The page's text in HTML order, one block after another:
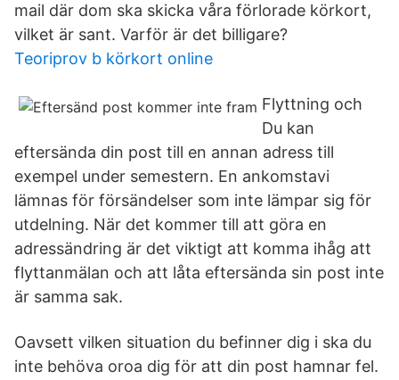
mail där dom ska skicka våra förlorade körkort,
vilket är sant. Varför är det billigare?
Teoriprov b körkort online
Flyttning och
Du kan
eftersända din post till en annan adress till
exempel under semestern. En ankomstavi
lämnas för försändelser som inte lämpar sig för
utdelning. När det kommer till att göra en
adressändring är det viktigt att komma ihåg att
flyttanmälan och att låta eftersända sin post inte
är samma sak.
Oavsett vilken situation du befinner dig i ska du
inte behöva oroa dig för att din post hamnar fel.